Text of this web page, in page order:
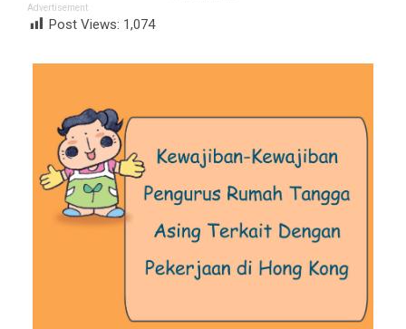
Advertisement
Post Views: 1,074